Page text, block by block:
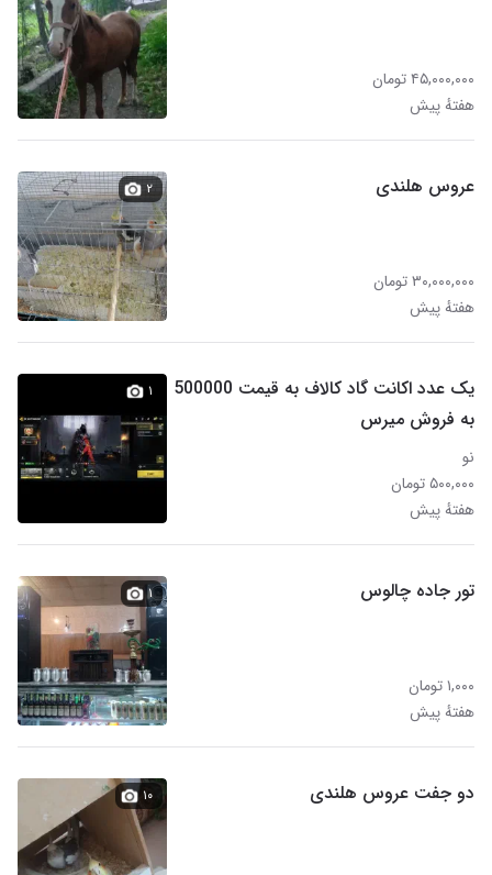
۴۵,۰۰۰,۰۰۰ تومان
هفتهٔ پیش
عروس هلندی
۳۰,۰۰۰,۰۰۰ تومان
هفتهٔ پیش
۲
یک عدد اکانت گاد کالاف به قیمت 500000
به فروش میرس
نو
۵۰۰,۰۰۰ تومان
هفتهٔ پیش
۱
تور جاده چالوس
۱,۰۰۰ تومان
هفتهٔ پیش
۱
دو جفت عروس هلندی ۱۰